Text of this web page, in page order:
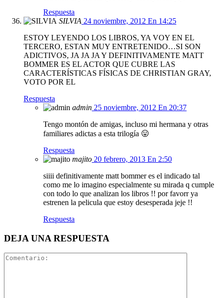
Respuesta
SILVIA 24 noviembre, 2012 En 14:25
ESTOY LEYENDO LOS LIBROS, YA VOY EN EL
TERCERO, ESTAN MUY ENTRETENIDO…SI SON
ADICTIVOS, JA JA JA Y DEFINITIVAMENTE MATT
BOMMER ES EL ACTOR QUE CUBRE LAS
CARACTERÍSTICAS FÍSICAS DE CHRISTIAN GRAY,
VOTO POR EL
Respuesta
admin 25 noviembre, 2012 En 20:37
Tengo montón de amigas, incluso mi hermana y otras
familiares adictas a esta trilogía 😛
Respuesta
majito 20 febrero, 2013 En 2:50
siiii definitivamente matt bommer es el indicado tal
como me lo imagino especialmente su mirada q cumple
con todo lo que analizan los libros !! por favorr ya
estrenen la pelicula que estoy desesperada jeje !!
Respuesta
DEJA UNA RESPUESTA